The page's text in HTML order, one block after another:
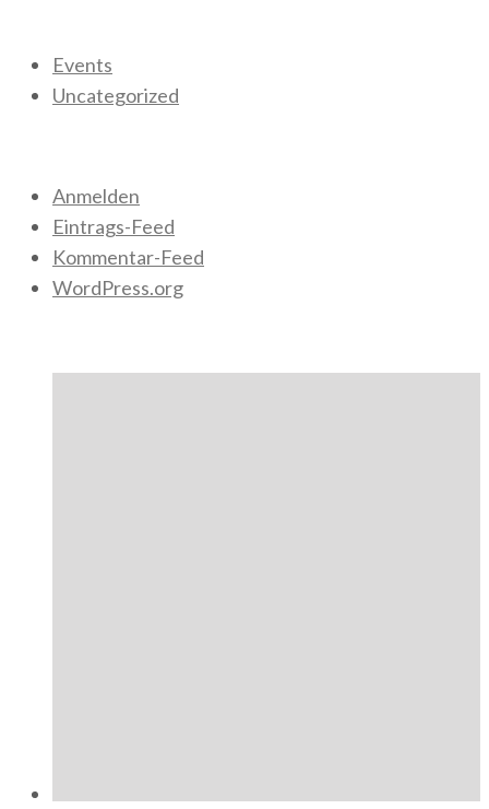
Events
Uncategorized
Anmelden
Eintrags-Feed
Kommentar-Feed
WordPress.org